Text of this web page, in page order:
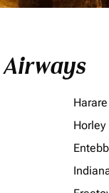
Harare
Horley